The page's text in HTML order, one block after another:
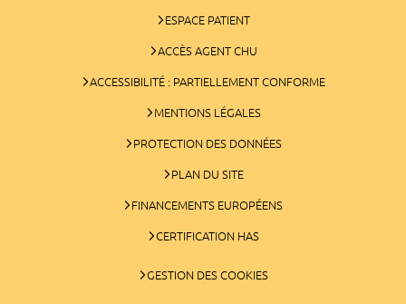
ESPACE PATIENT
ACCÈS AGENT CHU
ACCESSIBILITÉ : PARTIELLEMENT CONFORME
MENTIONS LÉGALES
PROTECTION DES DONNÉES
PLAN DU SITE
FINANCEMENTS EUROPÉENS
CERTIFICATION HAS
GESTION DES COOKIES